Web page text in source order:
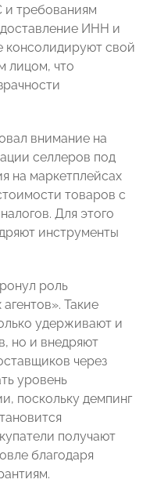
требованиям
ИНН и
консолидируют свой
лицом, что
внимание на
селлеров под
на маркетплейсах
товаров с
Для этого
инструменты
роль
Такие
удерживают и
но и внедряют
через
уровень
поскольку демпинг
получают
благодаря